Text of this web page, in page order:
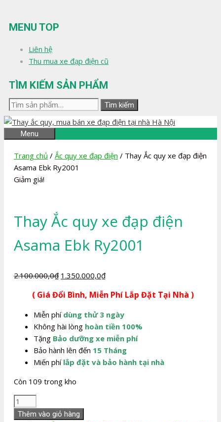
đến
nội
MENU TOP
Liên hệ
Thu mua xe đạp điện cũ
TÌM KIẾM SẢN PHẨM
Tìm
kiếm:
Tìm kiếm
Menu
Trang chủ / Ắc quy xe đạp điện / Thay Ắc quy xe đạp điện
Asama Ebk Ry2001
Giảm giá!
Thay Ắc quy xe đạp điện
Asama Ebk Ry2001
2.100.000,0₫ Giá
là:
2.100.000,0₫.
1.350.000,0₫Giá
tại
1.350.000,0₫.
( Giá Đổi Bình, Miễn Phí Lắp Đặt Tại Nhà )
Miễn phí dùng thử 3 ngày
Không hài lòng hoàn tiền 100%
Tặng Bảo dưỡng xe miễn phí
Bảo hành lên đến 15 Tháng
Miến phí lắp đặt và bảo hành tại nhà
Còn 109 trong kho
Thay
Ắc
Thêm vào giỏ hàng